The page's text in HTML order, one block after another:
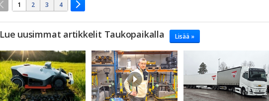
1 2 3 4
Lue uusimmat artikkelit Taukopaikalla Lisää »